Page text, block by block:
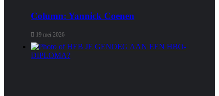
Column: Yannick Coenen
19 mei 2026